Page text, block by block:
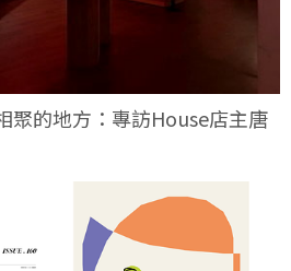
聚的地方：專訪House店主唐